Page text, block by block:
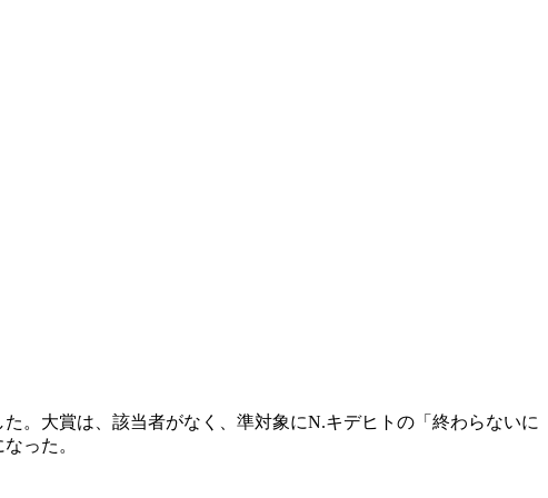
。大賞は、該当者がなく、準対象にN.キデヒトの「終わらないに
った。